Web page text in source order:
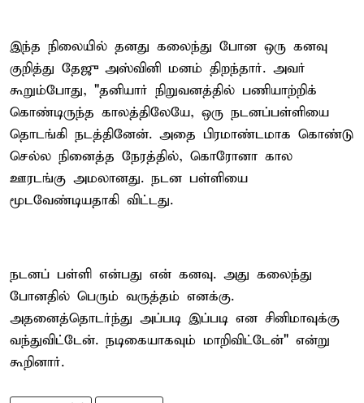
இந்த நிலையில் தனது கலைந்து போன ஒரு கனவு
குறித்து தேஜு அஸ்வினி மனம் திறந்தார். அவர்
கூறும்போது, "தனியார் நிறுவனத்தில் பணியாற்றிக்
கொண்டிருந்த காலத்திலேயே, ஒரு நடனப்பள்ளியை
தொடங்கி நடத்தினேன். அதை பிரமாண்டமாக கொண்டு
செல்ல நினைத்த நேரத்தில், கொரோனா கால
ஊரடங்கு அமலானது. நடன பள்ளியை
மூடவேண்டியதாகி விட்டது.
நடனப் பள்ளி என்பது என் கனவு. அது கலைந்து
போனதில் பெரும் வருத்தம் எனக்கு.
அதனைத்தொடர்ந்து அப்படி இப்படி என சினிமாவுக்கு
வந்துவிட்டேன். நடிகையாகவும் மாறிவிட்டேன்" என்று
கூறினார்.